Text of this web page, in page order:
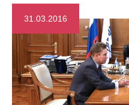
31.03.2016